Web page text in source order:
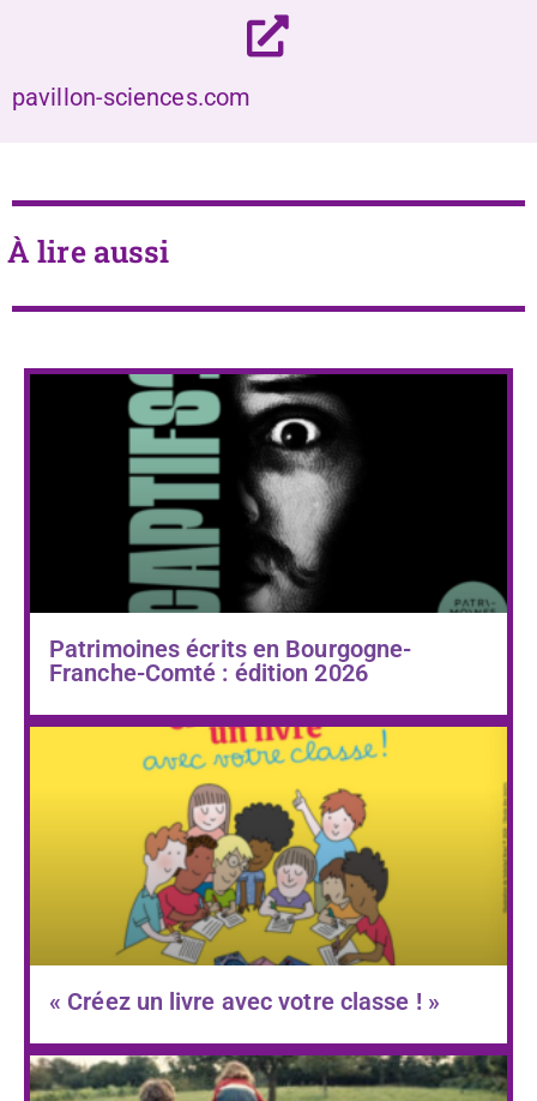
pavillon-sciences.com
À lire aussi
Patrimoines écrits en Bourgogne-
Franche-Comté : édition 2026
« Créez un livre avec votre classe ! »